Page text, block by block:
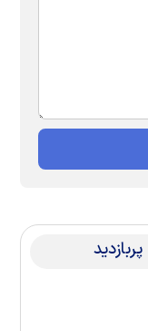
پربازدید